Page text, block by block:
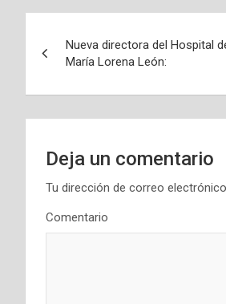
v
e
Nueva directora del Hospital
María Lorena León:
Deja un comentario
Tu dirección de correo
Comentario